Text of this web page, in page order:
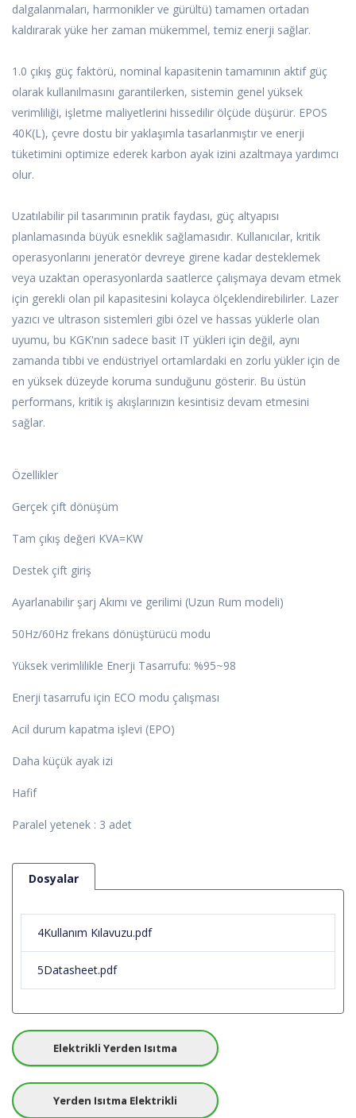
dalgalanmaları, harmonikler ve gürültü) tamamen ortadan
kaldırarak yüke her zaman mükemmel, temiz enerji sağlar.
1.0 çıkış güç faktörü, nominal kapasitenin tamamının aktif güç
olarak kullanılmasını garantilerken, sistemin genel yüksek
verimliliği, işletme maliyetlerini hissedilir ölçüde düşürür. EPOS
40K(L), çevre dostu bir yaklaşımla tasarlanmıştır ve enerji
tüketimini optimize ederek karbon ayak izini azaltmaya yardımcı
olur.
Uzatılabilir pil tasarımının pratik faydası, güç altyapısı
planlamasında büyük esneklik sağlamasıdır. Kullanıcılar, kritik
operasyonlarını jeneratör devreye girene kadar desteklemek
veya uzaktan operasyonlarda saatlerce çalışmaya devam etmek
için gerekli olan pil kapasitesini kolayca ölçeklendirebilirler. Lazer
yazıcı ve ultrason sistemleri gibi özel ve hassas yüklerle olan
uyumu, bu KGK'nın sadece basit IT yükleri için değil, aynı
zamanda tıbbi ve endüstriyel ortamlardaki en zorlu yükler için de
en yüksek düzeyde koruma sunduğunu gösterir. Bu üstün
performans, kritik iş akışlarınızın kesintisiz devam etmesini
sağlar.
Özellikler
Gerçek çift dönüşüm
Tam çıkış değeri KVA=KW
Destek çift giriş
Ayarlanabilir şarj Akımı ve gerilimi (Uzun Rum modeli)
50Hz/60Hz frekans dönüştürücü modu
Yüksek verimlilikle Enerji Tasarrufu: %95~98
Enerji tasarrufu için ECO modu çalışması
Acil durum kapatma işlevi (EPO)
Daha küçük ayak izi
Hafif
Paralel yetenek : 3 adet
Dosyalar
4Kullanım Kılavuzu.pdf
5Datasheet.pdf
Elektrikli Yerden Isıtma
Yerden Isıtma Elektrikli